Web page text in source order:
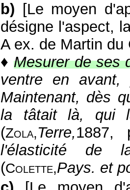
b) [Le moyen
désigne l'aspect,
A ex. de Martin du
♦Mesurer de ses
ventre en
Maintenant, dès
la tâtait là, qui
(Zola,Terre,1887,
l'élasticité de
(Colette,Pays. et